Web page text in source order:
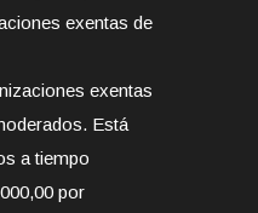
exentas de
exentas
Está
a tiempo
por